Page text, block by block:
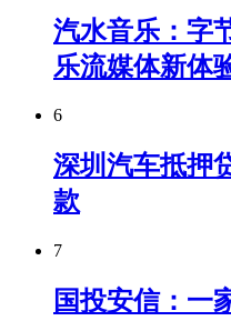
汽水音乐：字
乐流媒体新体
6
深圳汽车抵押
款
7
国投安信：一